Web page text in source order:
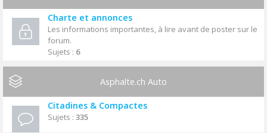
Charte et annonces
Les informations importantes, à lire avant de poster sur le
forum.
Sujets : 6
Asphalte.ch Auto
Citadines & Compactes
Sujets : 335